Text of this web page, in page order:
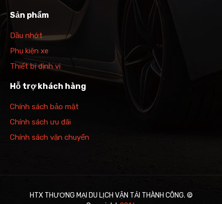
Sản phẩm
Dầu nhớt
Phụ kiện xe
Thiết bị định vị
Hỗ trợ khách hàng
Chính sách bảo mật
Chính sách ưu đãi
Chính sách vận chuyển
HTX THƯƠNG MẠI DU LỊCH VẬN TẢI THÀNH CÔNG. ©